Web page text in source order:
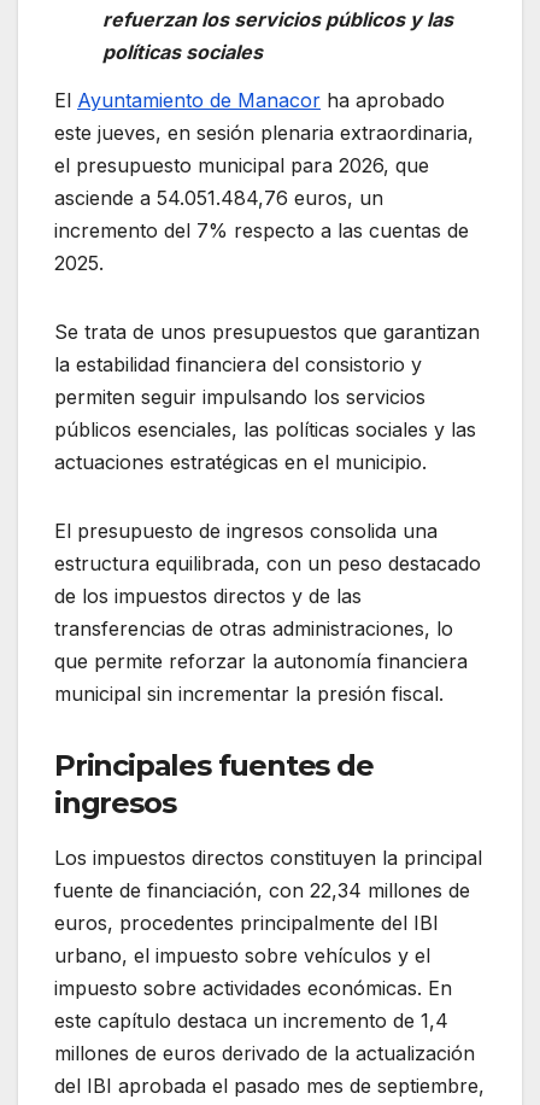
refuerzan los servicios públicos y las
políticas sociales
El Ayuntamiento de Manacor ha aprobado
este jueves, en sesión plenaria extraordinaria,
el presupuesto municipal para 2026, que
asciende a 54.051.484,76 euros, un
incremento del 7% respecto a las cuentas de
2025.
Se trata de unos presupuestos que garantizan
la estabilidad financiera del consistorio y
permiten seguir impulsando los servicios
públicos esenciales, las políticas sociales y las
actuaciones estratégicas en el municipio.
El presupuesto de ingresos consolida una
estructura equilibrada, con un peso destacado
de los impuestos directos y de las
transferencias de otras administraciones, lo
que permite reforzar la autonomía financiera
municipal sin incrementar la presión fiscal.
Principales fuentes de
ingresos
Los impuestos directos constituyen la principal
fuente de financiación, con 22,34 millones de
euros, procedentes principalmente del IBI
urbano, el impuesto sobre vehículos y el
impuesto sobre actividades económicas. En
este capítulo destaca un incremento de 1,4
millones de euros derivado de la actualización
del IBI aprobada el pasado mes de septiembre,